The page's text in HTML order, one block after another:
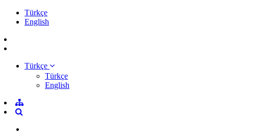
Türkçe
English
Türkçe
Türkçe
English